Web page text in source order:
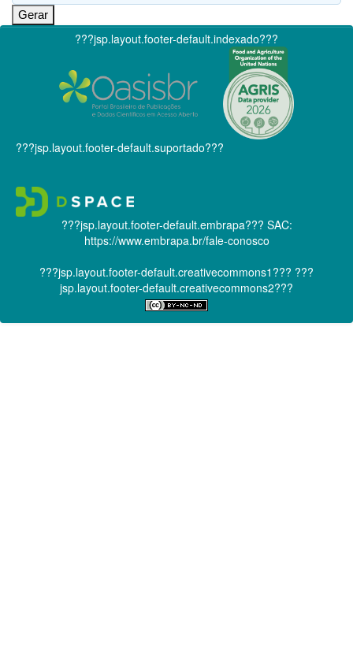
???jsp.layout.footer-default.indexado???
???jsp.layout.footer-default.suportado???
???jsp.layout.footer-default.embrapa??? SAC:
https://www.embrapa.br/fale-conosco
???jsp.layout.footer-default.creativecommons1??? ???
jsp.layout.footer-default.creativecommons2???